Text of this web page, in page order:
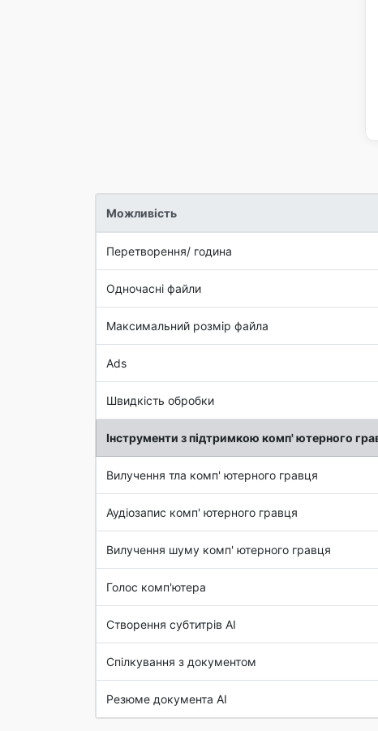
Можливість
Перетворення/ година
Одночасні файли
Максимальний розмір файла
Ads
Швидкість обробки
Інструменти з підтримкою комп' ютерного
Вилучення тла комп' ютерного гравця
Аудіозапис комп' ютерного гравця
Вилучення шуму комп' ютерного гравця
Голос комп'ютера
Створення субтитрів AI
Спілкування з документом
Резюме документа AI